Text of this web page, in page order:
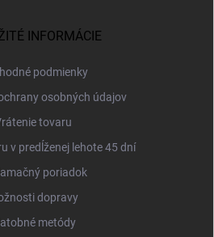
INFORMÁCIE
podmienky
osobných údajov
tovaru
v predĺženej lehote 45 dní
poriadok
dopravy
metódy